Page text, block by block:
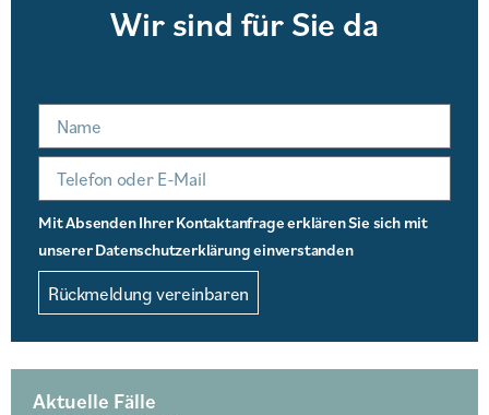
Wir sind für Sie da
Mit Absenden Ihrer Kontaktanfrage erklären Sie sich mit
unserer Datenschutzerklärung einverstanden
Rückmeldung vereinbaren
Aktuelle Fälle